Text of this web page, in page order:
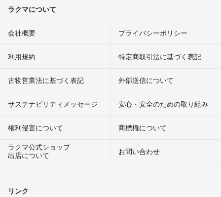
ラクマについて
会社概要 プライバシーポリシー
利用規約 特定商取引法に基づく表記
古物営業法に基づく表記 外部送信について
サステナビリティメッセージ 安心・安全のための取り組み
権利侵害について
商標権について
ラクマ公式ショップ
出店について
お問い合わせ
リンク